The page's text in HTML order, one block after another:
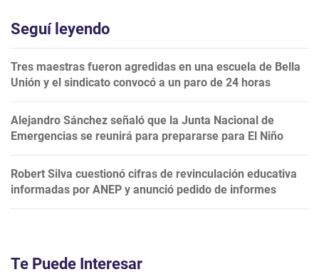
Seguí leyendo
Tres maestras fueron agredidas en una escuela de Bella
Unión y el sindicato convocó a un paro de 24 horas
Alejandro Sánchez señaló que la Junta Nacional de
Emergencias se reunirá para prepararse para El Niño
Robert Silva cuestionó cifras de revinculación educativa
informadas por ANEP y anunció pedido de informes
Te Puede Interesar